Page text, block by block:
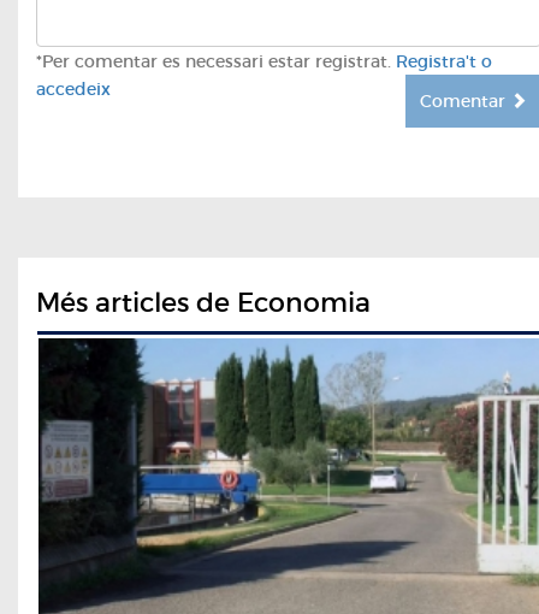
*Per comentar es necessari estar registrat. Registra't o
accedeix
Comentar
Més articles de Economia